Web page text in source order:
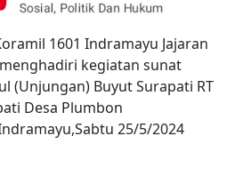
1601 Indramayu Jajaran
kegiatan sunat
(Unjungan) Buyut Surapati RT
Desa Plumbon
25/5/2024